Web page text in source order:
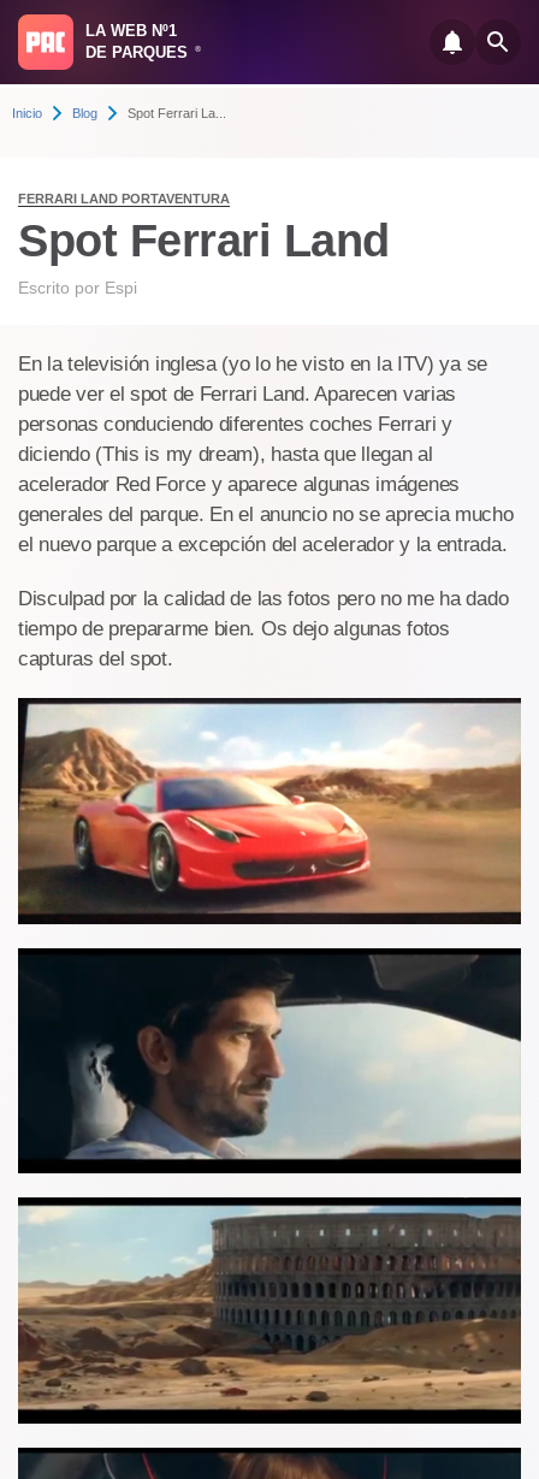
LA WEB Nº1
DE PARQUES
®
Inicio Blog Spot Ferrari La...
FERRARI LAND PORTAVENTURA
Spot Ferrari Land
Escrito por Espi
En la televisión inglesa (yo lo he visto en la ITV) ya se
puede ver el spot de Ferrari Land. Aparecen varias
personas conduciendo diferentes coches Ferrari y
diciendo (This is my dream), hasta que llegan al
acelerador Red Force y aparece algunas imágenes
generales del parque. En el anuncio no se aprecia mucho
el nuevo parque a excepción del acelerador y la entrada.
Disculpad por la calidad de las fotos pero no me ha dado
tiempo de prepararme bien. Os dejo algunas fotos
capturas del spot.